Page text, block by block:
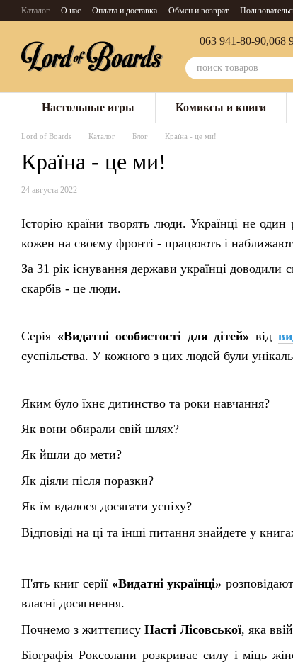
Перейти к основному контенту
Каталог О нас Оплата и доставка Обмен и возврат
063 941-80-90,068
Настольные игры Комиксы и книги
Lord of Boards Каталог Блог Країна - це ми!
Країна - це ми!
24 августа 2022
Історію країни творять люди. Українці не
кожен на своєму фронті - працюють і
За 31 рік існування держави українці
скарбів - це люди.
Серія «Видатні особистості для дітей» від
суспільства. У кожного з цих людей були
Яким було їхнє дитинство та роки навчання?
Як вони обирали свій шлях?
Як йшли до мети?
Як діяли після поразки?
Як їм вдалося досягати успіху?
Відповіді на ці та інші питання знайдете у
П'ять книг серії «Видатні українці»
власні досягнення.
Почнемо з життєпису Насті Лісовської, яка
Біографія Роксолани розкриває силу і міць